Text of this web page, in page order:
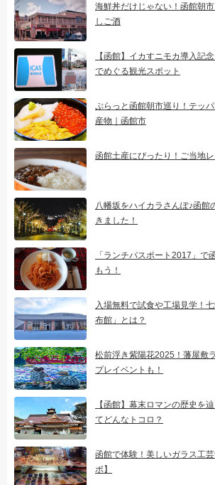
海鮮丼だけじゃない！函館朝
しご酒
【函館】イカすニモカ導入記
でめぐる観光スポット
ぷらっと函館朝市巡り！テッ
産物｜函館市
函館土産にぴったり！ご当地
八幡坂をハイカラさんぽ♪函館
きました！
「ランチパスポート2017」で
もう！
入場無料で試食や工場見学！
布館」とは？
松前浮き紫陽花2025！藩屋敷
プレイベントも！
【函館】幕末ロマンの歴史を
てどんなトコロ？
函館で体験！美しいガラス工
ポ】